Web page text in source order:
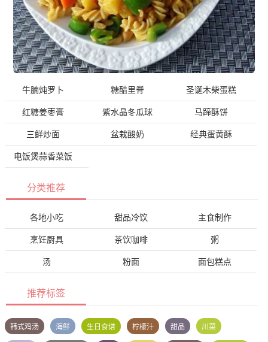
牛腩炖罗卜 糖醋里脊 圣诞木柴蛋糕
红糖姜枣膏 紫水晶冬瓜球 马蹄酥饼
三鲜炒面 盆栽酸奶 经典蛋黄酥
电饭煲蒜香菜饭
分类推荐
各地小吃 甜品冷饮 主食制作
烹饪厨具 茶饮咖啡 粥
汤 粉面 面包糕点
推荐标签
韩式鸡汤 海鲜 生日食谱 柠檬汁 甜品 川菜